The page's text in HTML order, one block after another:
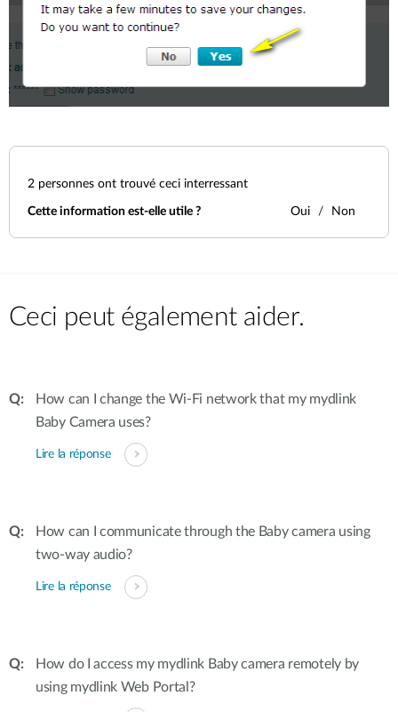
2 personnes ont trouvé ceci interressant
Cette information est-elle utile ? Oui Non
Ceci peut également aider.
How can I change the Wi-Fi network that my mydlink
Baby Camera uses?
Lire la réponse
How can I communicate through the Baby camera using
two-way audio?
Lire la réponse
How do I access my mydlink Baby camera remotely by
using mydlink Web Portal?